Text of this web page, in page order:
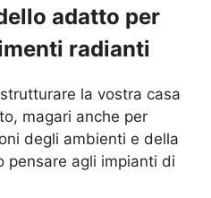
adatto per
radianti
la vostra casa
magari anche per
degli ambienti e della
pensare agli impianti di